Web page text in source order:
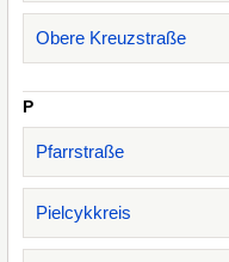
Obere Kreuzstraße
P
Pfarrstraße
Pielcykkreis